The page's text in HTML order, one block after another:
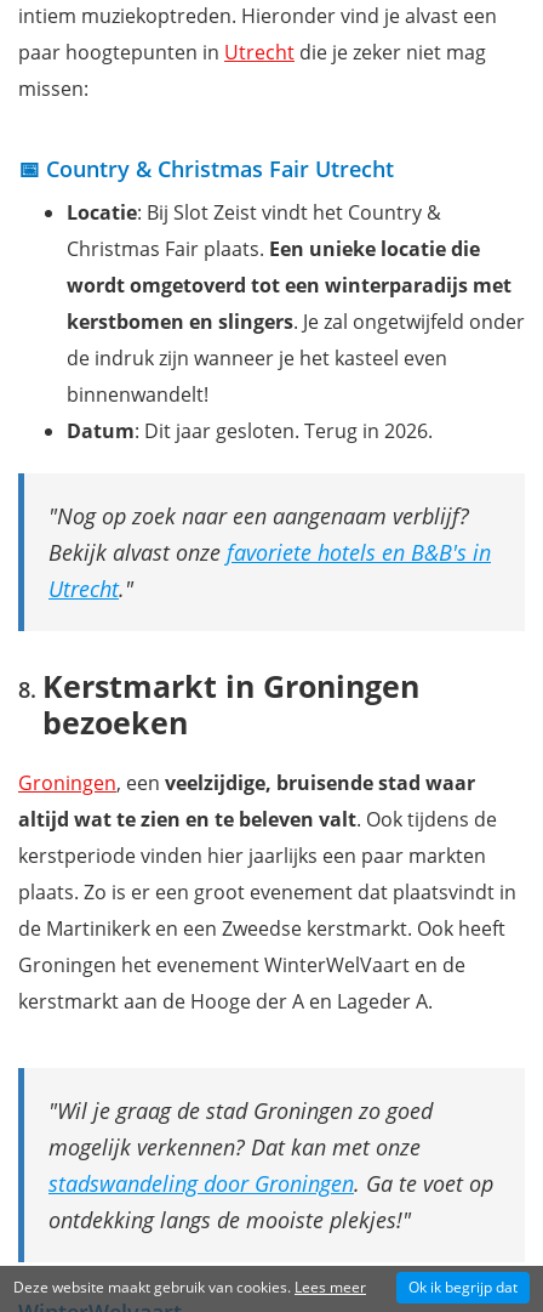
intiem muziekoptreden. Hieronder vind je alvast een
paar hoogtepunten in Utrecht die je zeker niet mag
missen:
📅 Country & Christmas Fair Utrecht
Locatie: Bij Slot Zeist vindt het Country &
Christmas Fair plaats. Een unieke locatie die
wordt omgetoverd tot een winterparadijs met
kerstbomen en slingers. Je zal ongetwijfeld onder
de indruk zijn wanneer je het kasteel even
binnenwandelt!
Datum: Dit jaar gesloten. Terug in 2026.
Nog op zoek naar een aangenaam verblijf?
Bekijk alvast onze favoriete hotels en B&B's in
Utrecht.
Kerstmarkt in Groningen
bezoeken
Groningen, een veelzijdige, bruisende stad waar
altijd wat te zien en te beleven valt. Ook tijdens de
kerstperiode vinden hier jaarlijks een paar markten
plaats. Zo is er een groot evenement dat plaatsvindt in
de Martinikerk en een Zweedse kerstmarkt. Ook heeft
Groningen het evenement WinterWelVaart en de
kerstmarkt aan de Hooge der A en Lageder A.
Wil je graag de stad Groningen zo goed
mogelijk verkennen? Dat kan met onze
stadswandeling door Groningen. Ga te voet op
ontdekking langs de mooiste plekjes!
Deze website maakt gebruik van cookies. Lees meer Ok ik begrijp dat